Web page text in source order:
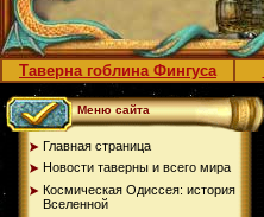
Таверна гоблина Фингуса
Меню сайта
Главная страница
Новости таверны и всего мира
Космическая Одиссея: история
Вселенной